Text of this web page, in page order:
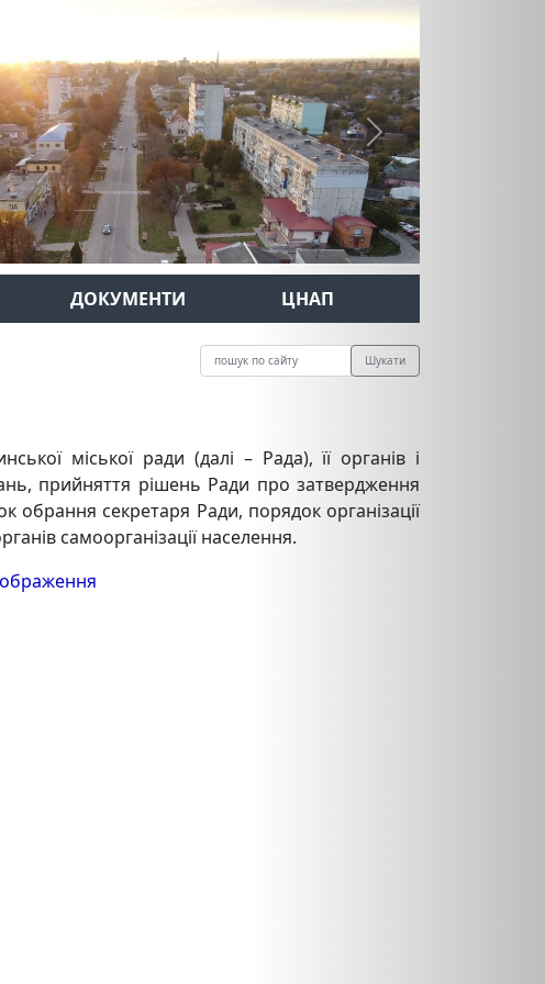
Next
ДОКУМЕНТИ ЦНАП
Шукати
міської ради (далі – Рада), її органів і
прийняття рішень Ради про затвердження
обрання секретаря Ради, порядок організації
самоорганізації населення.